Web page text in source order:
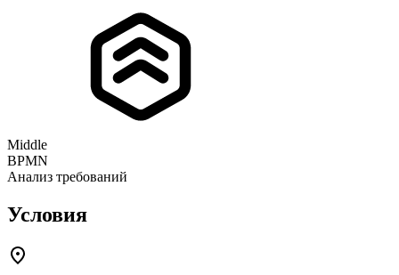
Middle
BPMN
Анализ требований
Условия